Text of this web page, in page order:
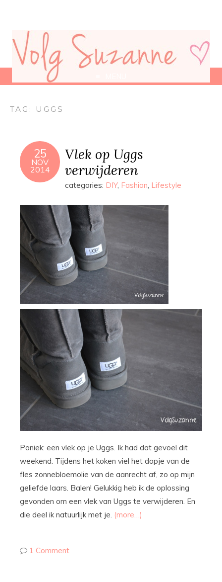
TAG: UGGS
25
NOV
2014
Vlek op Uggs
verwijderen
categories: DIY, Fashion, Lifestyle
Paniek: een vlek op je Uggs. Ik had dat gevoel dit
weekend. Tijdens het koken viel het dopje van de
fles zonnebloemolie van de aanrecht af, zo op mijn
geliefde laars. Balen! Gelukkig heb ik de oplossing
gevonden om een vlek van Uggs te verwijderen. En
die deel ik natuurlijk met je. (more…)
1 Comment